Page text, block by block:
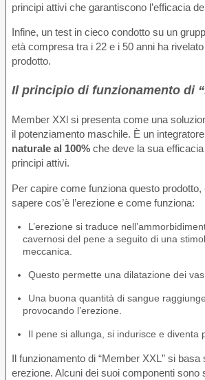
principi attivi che garantiscono l’efficacia
Infine, un test in cieco condotto su un
età compresa tra i 22 e i 50 anni ha rivelato
prodotto.
Il principio di funzionamento di
Member XXl si presenta come una
il potenziamento maschile. È un
naturale al 100% che deve la sua
principi attivi.
Per capire come funziona questo prodotto,
sapere cos’è l’erezione e come funziona:
L’erezione si traduce
cavernosi del pene a seguito di una
meccanica.
Questo permette una dilatazione dei
Una buona quantità di sangue
provocando l’erezione.
Il pene si allunga, si indurisce e diventa
Il funzionamento di “Member XXL” si
erezione. Alcuni dei suoi componenti sono